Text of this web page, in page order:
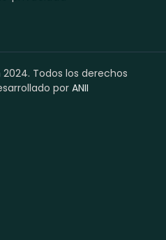
Todos los derechos
porANII